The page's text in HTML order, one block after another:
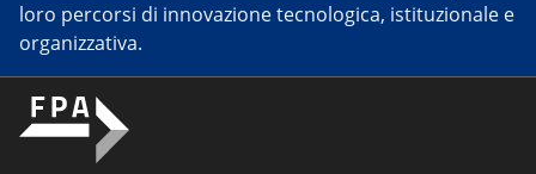
loro percorsi di innovazione tecnologica, istituzionale e
organizzativa.